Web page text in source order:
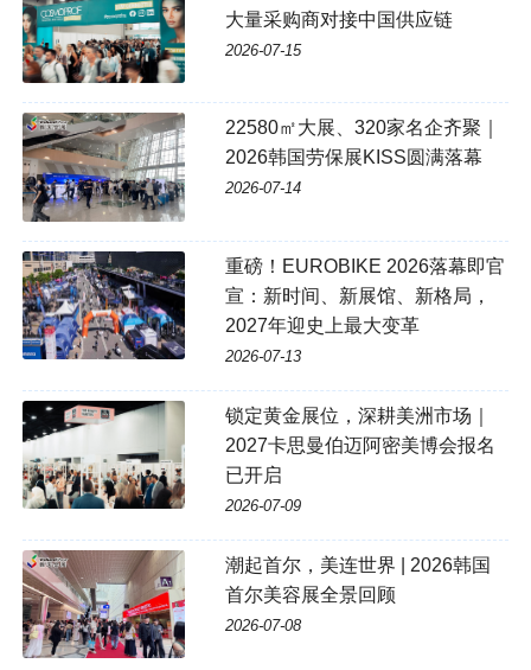
大量采购商对接中国供应链
2026-07-15
22580㎡大展、320家名企齐聚｜
2026韩国劳保展KISS圆满落幕
2026-07-14
重磅！EUROBIKE 2026落幕即官
宣：新时间、新展馆、新格局，
2027年迎史上最大变革
2026-07-13
锁定黄金展位，深耕美洲市场｜
2027卡思曼伯迈阿密美博会报名
已开启
2026-07-09
潮起首尔，美连世界 | 2026韩国
首尔美容展全景回顾
2026-07-08